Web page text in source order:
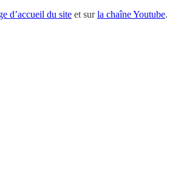
d’accueil du site et surla chaîne Youtube.